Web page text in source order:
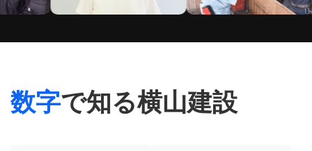
数字で知る横山建設